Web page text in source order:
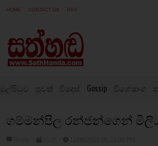
HOME CONTACT US RSS
මුල්පිටුව පුවත් විදෙස් Gossip විශේෂාංග
ගම්මන්පිල රන්ජන්ගෙන්